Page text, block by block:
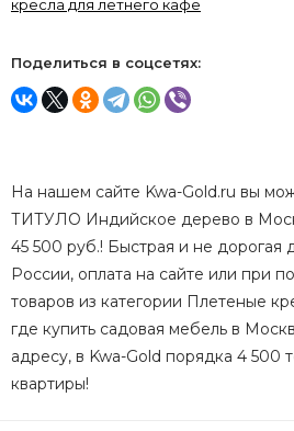
кресла для летнего кафе
Поделиться в соцсетях:
На нашем сайте Kwa-Gold.ru вы
ТИТУЛО Индийское дерево в
45 500 руб.! Быстрая и не дорогая
России, оплата на сайте или при
товаров из категории Плетеные
где купить садовая мебель в
адресу, в Kwa-Gold порядка 4 500
квартиры!